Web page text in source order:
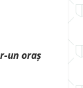
un oraș